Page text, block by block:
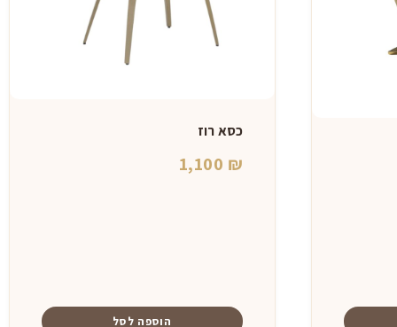
כסא רוז
1,100 ₪
הוספה לסל